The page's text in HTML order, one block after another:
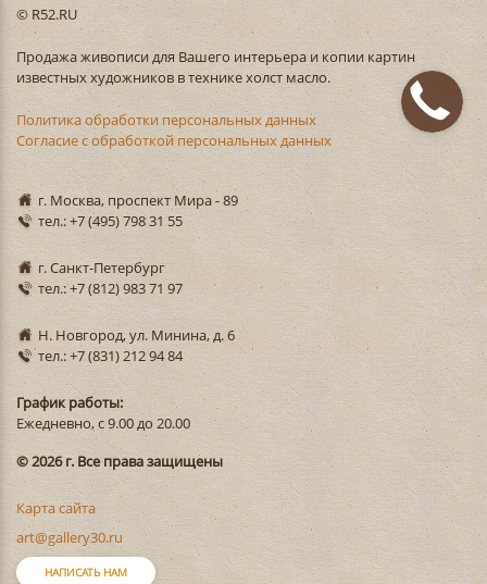
© R52.RU
Продажа живописи для Вашего интерьера и копии картин
известных художников в технике холст масло.
Политика обработки персональных данных
Согласие с обработкой персональных данных
г. Москва, проспект Мира - 89
тел.: +7 (495) 798 31 55
г. Санкт-Петербург
тел.: +7 (812) 983 71 97
Н. Новгород, ул. Минина, д. 6
тел.: +7 (831) 212 94 84
График работы:
Ежедневно, с 9.00 до 20.00
© 2026 г. Все права защищены
Карта сайта
art@gallery30.ru
НАПИСАТЬ НАМ